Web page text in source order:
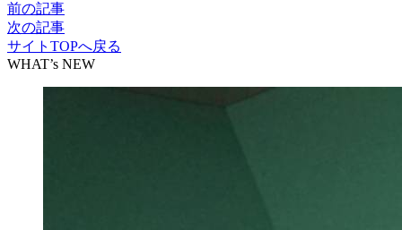
前の記事
次の記事
サイトTOPへ戻る
WHAT’s NEW